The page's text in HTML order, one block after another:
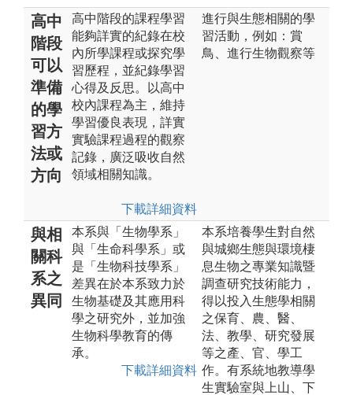
高中
階段
可以
準備
的學
習方
法或
方向
高中階段的課程學習
能夠詳實的紀錄在校
內所學課程或探究學
習歷程，並紀錄學習
心得及反思。以高中
校內課程為主，維持
學習優良表現，詳實
實驗課程過程的觀察
記錄，廣泛吸收自然
領域相關知識。
下載詳細資料
進行與生態相關的學
習活動，例如：賞
鳥、進行生物觀察等
與相
關科
系之
異同
本系與「生物學系」
與「生命科學系」或
是「生物科技學系」
差異在於本系致力於
生物基礎及其應用科
學之研究外，並加強
生物科學教育的傳
承。
下載詳細資料
本系培養學生對自然
與城鄉生態與環境棲
息生物之專業知識暨
調查研究技術能力，
得以投入生態學相關
之保育、農、醫、
法、教學、研究發展
等之產、官、學工
作。有系統地教導學
生實驗室與上山、下